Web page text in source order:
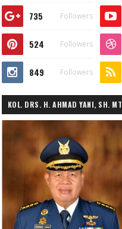
735 Followers
524 Followers
849 Followers
KOL. DRS. H. AHMAD YANI, SH. MT